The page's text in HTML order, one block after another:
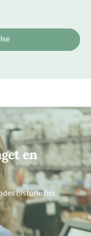
en
historie her.